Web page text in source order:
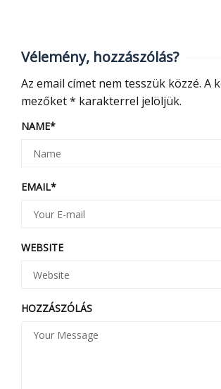
Vélemény, hozzászólás?
Az email címet nem tesszük közzé. A
mezőket* karakterrel jelöljük.
NAME*
EMAIL*
WEBSITE
HOZZÁSZÓLÁS